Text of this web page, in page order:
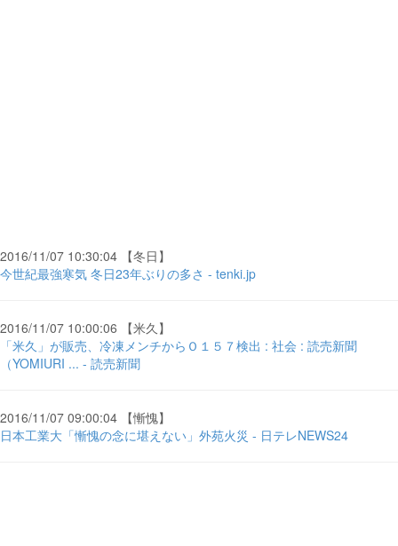
2016/11/07 10:30:04 【冬日】
今世紀最強寒気 冬日23年ぶりの多さ - tenki.jp
2016/11/07 10:00:06 【米久】
「米久」が販売、冷凍メンチからＯ１５７検出 : 社会 : 読売新聞
（YOMIURI ... - 読売新聞
2016/11/07 09:00:04 【慚愧】
日本工業大「慚愧の念に堪えない」外苑火災 - 日テレNEWS24